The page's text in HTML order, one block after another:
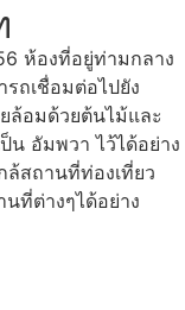
ห้องที่อยู่ท่ามกลาง
ถเชื่อมต่อไปยัง
ล้อมด้วยต้นไม้และ
น อัมพวา ไว้ได้อย่าง
สถานที่ท่องเที่ยว
ที่ต่างๆได้อย่าง